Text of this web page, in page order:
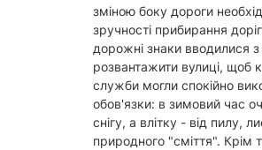
зміною боку дороги
зручності прибирання
дорожні знаки вводилися
розвантажити вулиці, щоб
служби могли спокійно
обов'язки: в зимовий час
снігу, а влітку - від пилу,
природного "сміття". Крім